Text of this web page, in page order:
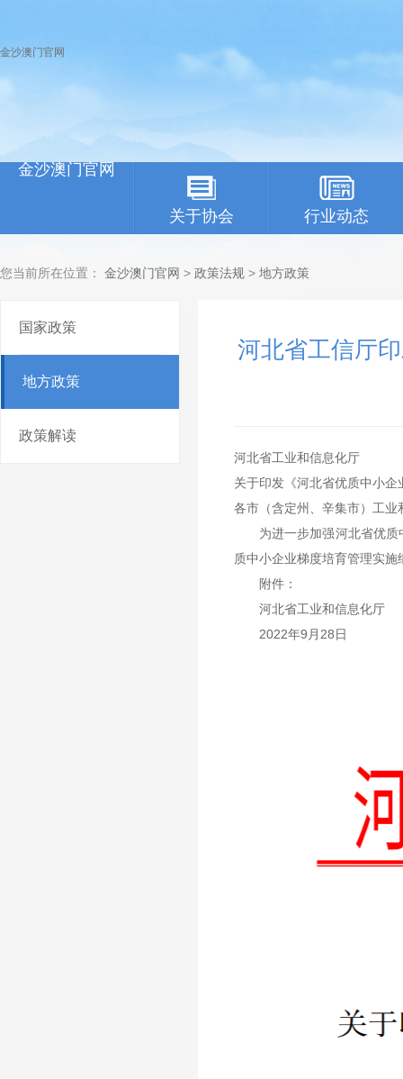
金沙澳门官网
金沙澳门官网
关于协会 行业动态
您当前所在位置： 金沙澳门官网 > 政策法规 > 地方政策
国家政策
地方政策
政策解读
河北省工信厅
河北省工业和信息化厅
关于印发《河北省优质中小
各市（含定州、辛集市）工
为进一步加强河北省优质中
质中小企业梯度培育管理实
附件：
河北省工业和信息化厅
2022年9月28日